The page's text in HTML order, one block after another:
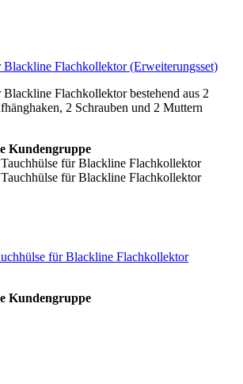
Flachkollektor (Erweiterungsset)
Flachkollektor bestehend aus 2
2 Schrauben und 2 Muttern
Kundengruppe
für Blackline Flachkollektor
Kundengruppe